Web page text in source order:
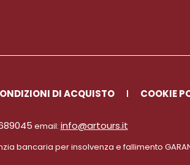
DI ACQUISTO COOKIE
email: info@artours.it
bancaria per insolvenza e fallimento